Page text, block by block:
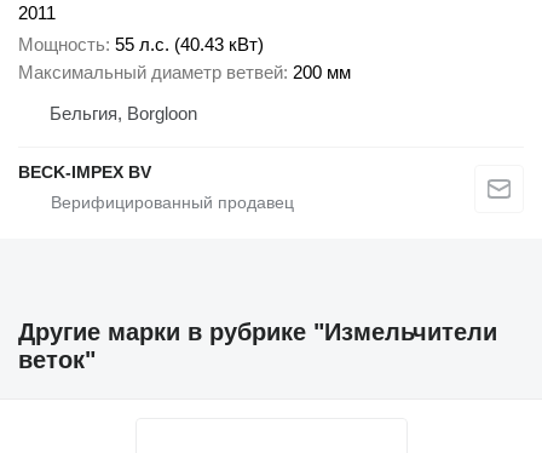
2011
Мощность 55 л.с. (40.43 кВт)
Максимальный диаметр ветвей 200 мм
Бельгия, Borgloon
BECK-IMPEX BV
Другие марки в рубрике "Измельчители
веток"